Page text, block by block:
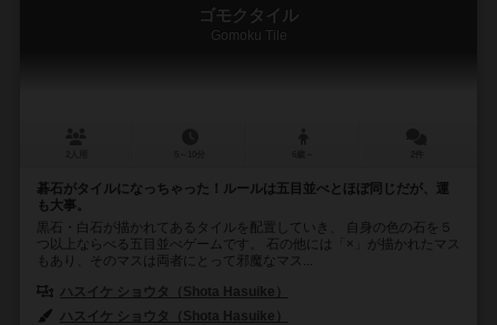
ゴモクタイル
Gomoku Tile
碁石がタイルになっちゃった！ルールは五目並べとほぼ同じだが、運
も大事。
黒石・白石が描かれてあるタイルを配置していき、 自身の色の石を５
つ以上ならべる五目並べゲームです。 石の他には「×」が描かれたマス
もあり、そのマスは両者にとって邪魔なマス...
ハスイケ ショウタ（Shota Hasuike）
ハスイケ ショウタ（Shota Hasuike）